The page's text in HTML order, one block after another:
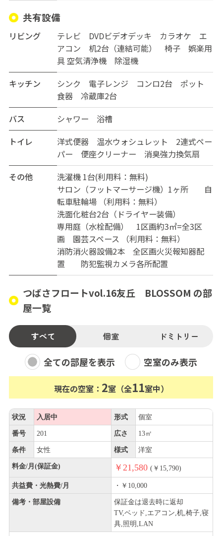
共有設備
リビング
テレビ DVDビデオデッキ カラオケ エ
アコン 机2台（連結可能） 椅子 娯楽用
具 空気清浄機 除湿機
キッチン
シンク 電子レンジ コンロ2台 ポット
食器 冷蔵庫2台
バス
シャワー 浴槽
トイレ
洋式便器 温水ウォシュレット 2連式ペー
パー 便座クリーナー 消臭強力換気扇
その他
洗濯機 1台(利用料：無料)
サロン（フットマーサージ機）1ヶ所 自
転車駐輪場 （利用料：無料）
洗面化粧台2台（ドライヤー装備）
専用庭（水栓配備） 1区画約3㎡=全3区
画 園芸スペース （利用料：無料）
消防消火器設備2本 全区画火災報知器配
置 防犯監視カメラ各所配置
つばさフロートvol.16友丘 BLOSSOM の部
屋一覧
すべて 個室 ドミトリー
全ての部屋を表示 空室のみ表示
現在の空室： 2室（全11室中）
状況 入居中 形式 個室
番号 201 広さ 13㎡
条件 女性 様式 洋室
料金/月(保証金) ￥21,580 (￥15,790)
共益費・光熱費/月 ・￥10,000
備考・部屋設備
保証金は退去時に返却
TV,ベッド,エアコン,机,椅子,寝
具,照明,LAN